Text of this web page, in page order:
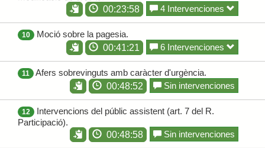
00:23:58
4 Intervenciones
10
Moció sobre la pagesia.
00:41:21
6 Intervenciones
11
Afers sobrevinguts amb caràcter d'urgència.
00:48:52
Sin intervenciones
12
Intervencions del públic assistent (art. 7 del R.
Participació).
00:48:58
Sin intervenciones